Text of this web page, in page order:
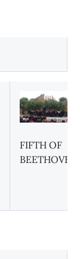
FIFTH OF
BEETHOVEN